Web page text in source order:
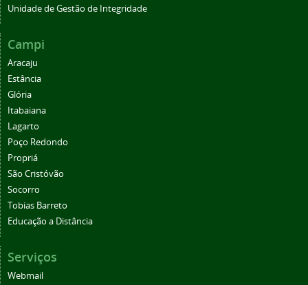
Unidade de Gestão de Integridade
Campi
Aracaju
Estância
Glória
Itabaiana
Lagarto
Poço Redondo
Propriá
São Cristóvão
Socorro
Tobias Barreto
Educação a Distância
Serviços
Webmail